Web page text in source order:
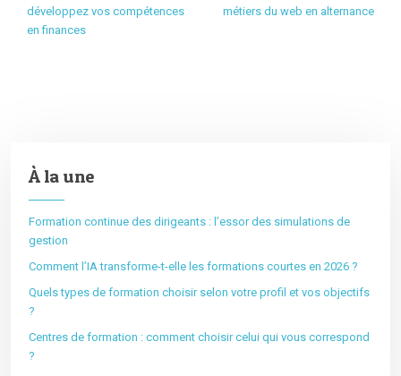
développez vos compétences
en finances
métiers du web en alternance
À la une
Formation continue des dirigeants : l’essor des simulations de
gestion
Comment l’IA transforme-t-elle les formations courtes en 2026 ?
Quels types de formation choisir selon votre profil et vos objectifs
?
Centres de formation : comment choisir celui qui vous correspond
?